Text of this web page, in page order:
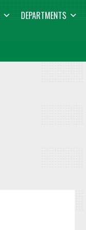
DEPARTMENTS